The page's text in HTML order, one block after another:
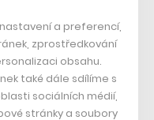
z expedice
Češky, které se
ji od roku 2016
a preferencí,
zprostředkování
obsahu.
také dále sdílíme s
sociálních médií,
stránky a soubory